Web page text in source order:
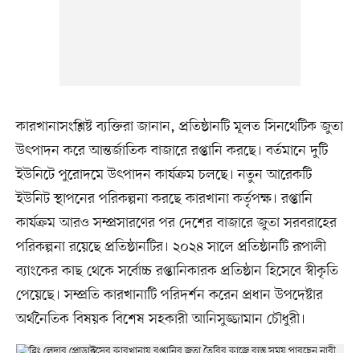
কারখানাসংশ্লিষ্ট ব্যক্তিরা জানান, প্রতিষ্ঠানটি মূলত সিনথেটিক জুতা
উৎপাদন করে আন্তর্জাতিক বাজারে রপ্তানি করছে। বর্তমানে দুটি
ইউনিটে পুরোদমে উৎপাদন কার্যক্রম চলছে। নতুন আরেকটি
ইউনিট স্থাপনের পরিকল্পনা করছে কারখানা কর্তৃপক্ষ। রপ্তানি
কার্যক্রম আরও সম্প্রসারণের পর দেশের বাজারে জুতা সরবরাহের
পরিকল্পনা রয়েছে প্রতিষ্ঠানটির। ২০২৪ সালে প্রতিষ্ঠানটি রূপালী
ব্যাংকের কাছ থেকে সর্বোচ্চ রপ্তানিকারক প্রতিষ্ঠান হিসেবে স্বীকৃতি
পেয়েছে। সম্প্রতি কারখানাটি পরিদর্শন করেন প্রধান উপদেষ্টার
অর্থনৈতিক বিষয়ক বিশেষ সহকারী আনিসুজ্জামান চৌধুরী।